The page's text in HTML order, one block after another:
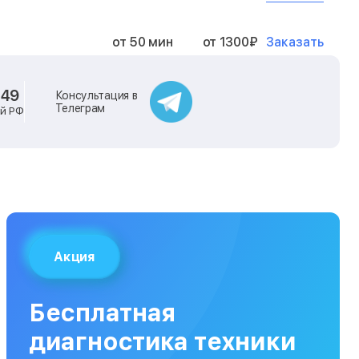
от 50 мин от 1300₽ Заказать
от 40 мин
от 40 мин
от 120 мин
РФ
Консультация в
Телеграм
Акция
Бесплатная
диагностика техники